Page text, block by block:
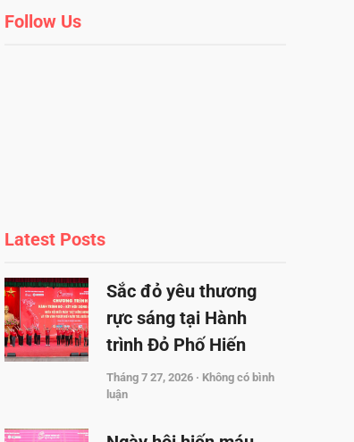
Follow Us
Latest Posts
Sắc đỏ yêu thương
rực sáng tại Hành
trình Đỏ Phố Hiến
Tháng 7 27, 2026
Không có bình
luận